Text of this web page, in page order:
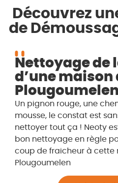
Découvrez
de
Nettoyage de
d’une maison
Plougoumelen
Un pignon rouge, une
mousse, le constat est
nettoyer tout ça ! Neoty
bon nettoyage en règle
coup de fraicheur à cette
Plougoumelen